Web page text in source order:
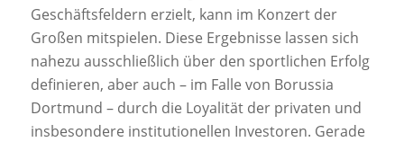
Geschäftsfeldern erzielt, kann im Konzert der
Großen mitspielen. Diese Ergebnisse lassen sich
nahezu ausschließlich über den sportlichen Erfolg
definieren, aber auch – im Falle von Borussia
Dortmund – durch die Loyalität der privaten und
insbesondere institutionellen Investoren. Gerade